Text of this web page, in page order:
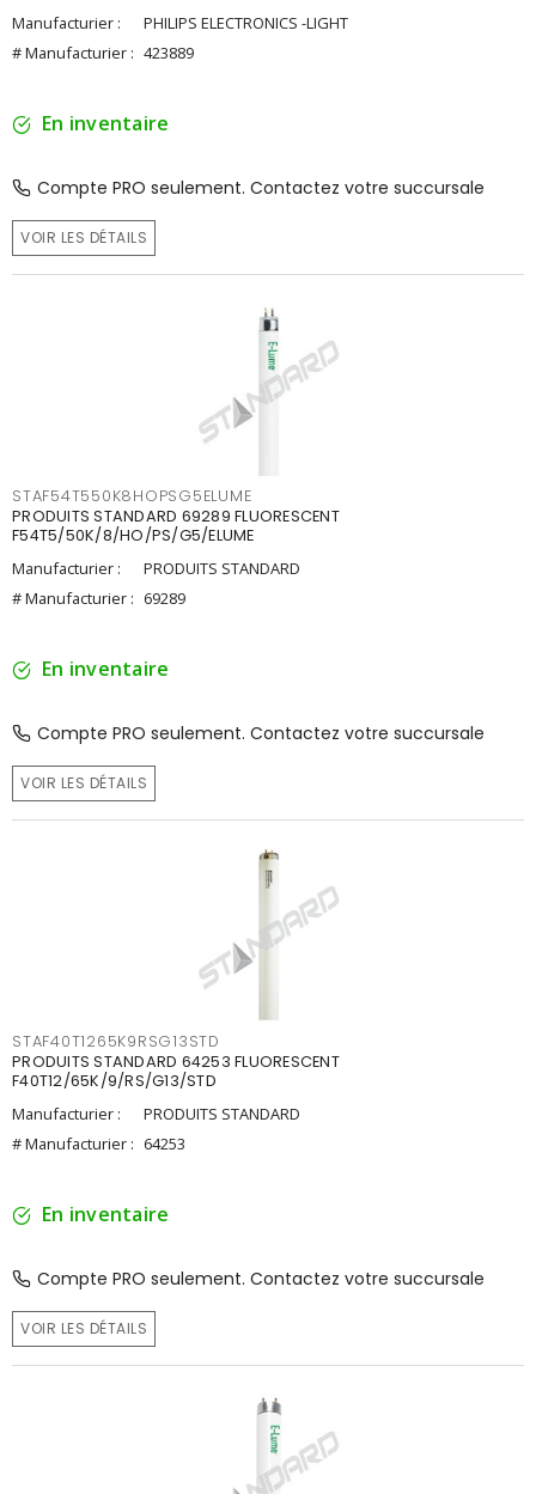
Manufacturier :
PHILIPS ELECTRONICS -LIGHT
# Manufacturier : 423889
En inventaire
Compte PRO seulement. Contactez votre succursale
VOIR LES DÉTAILS
STAF54T550K8HOPSG5ELUME
PRODUITS STANDARD 69289 FLUORESCENT
F54T5/50K/8/HO/PS/G5/ELUME
Manufacturier :
PRODUITS STANDARD
# Manufacturier : 69289
En inventaire
Compte PRO seulement. Contactez votre succursale
VOIR LES DÉTAILS
STAF40T1265K9RSG13STD
PRODUITS STANDARD 64253 FLUORESCENT
F40T12/65K/9/RS/G13/STD
Manufacturier :
PRODUITS STANDARD
# Manufacturier : 64253
En inventaire
Compte PRO seulement. Contactez votre succursale
VOIR LES DÉTAILS